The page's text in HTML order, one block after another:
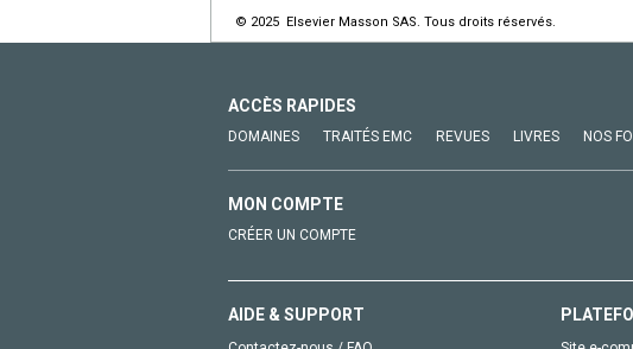
© 2025 Elsevier Masson SAS. Tous droits réservés.
ACCÈS RAPIDES
DOMAINES TRAITÉS EMC REVUES LIVRES NOS
MON COMPTE
CRÉER UN COMPTE
AIDE & SUPPORT